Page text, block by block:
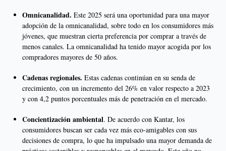
Omnicanalidad. Este 2025 será una oportunidad para una mayor
adopción de la omnicanalidad, sobre todo en los consumidores más
jóvenes, que muestran cierta preferencia por comprar a través de
menos canales. La omnicanalidad ha tenido mayor acogida por los
compradores mayores de 50 años.
Cadenas regionales. Estas cadenas continúan en su senda de
crecimiento, con un incremento del 26% en valor respecto a 2023
y con 4,2 puntos porcentuales más de penetración en el mercado.
Concientización ambiental. De acuerdo con Kantar, los
consumidores buscan ser cada vez más eco-amigables con sus
decisiones de compra, lo que ha impulsado una mayor demanda de